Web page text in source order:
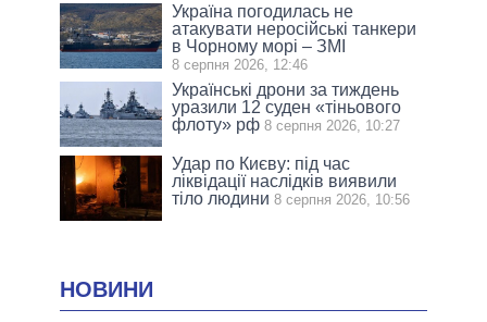
Україна погодилась не
атакувати неросійські танкери
в Чорному морі – ЗМІ
8 серпня 2026, 12:46
Українські дрони за тиждень
уразили 12 суден «тіньового
флоту» рф 8 серпня 2026, 10:27
Удар по Києву: під час
ліквідації наслідків виявили
тіло людини 8 серпня 2026, 10:56
НОВИНИ